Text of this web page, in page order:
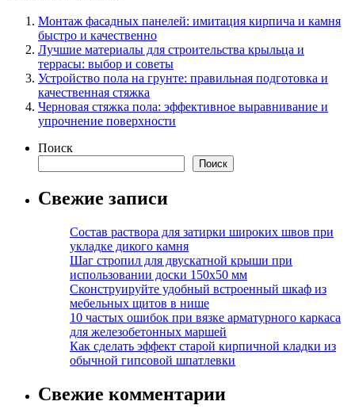
Монтаж фасадных панелей: имитация кирпича и камня
быстро и качественно
Лучшие материалы для строительства крыльца и
террасы: выбор и советы
Устройство пола на грунте: правильная подготовка и
качественная стяжка
Черновая стяжка пола: эффективное выравнивание и
упрочнение поверхности
Поиск
Поиск
Свежие записи
Состав раствора для затирки широких швов при
укладке дикого камня
Шаг стропил для двускатной крыши при
использовании доски 150х50 мм
Сконструируйте удобный встроенный шкаф из
мебельных щитов в нише
10 частых ошибок при вязке арматурного каркаса
для железобетонных маршей
Как сделать эффект старой кирпичной кладки из
обычной гипсовой шпатлевки
Свежие комментарии